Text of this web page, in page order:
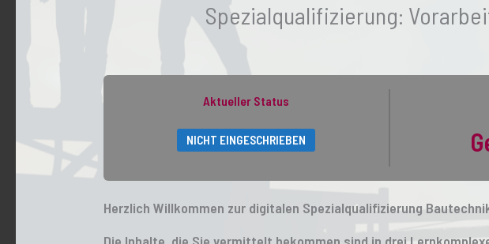
Spezialqualifizierung:
Aktueller Status
NICHT EINGESCHRIEBEN
Herzlich Willkommen zur digitalen Spezialqualifizierung